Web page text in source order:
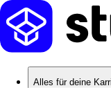
Alles für deine